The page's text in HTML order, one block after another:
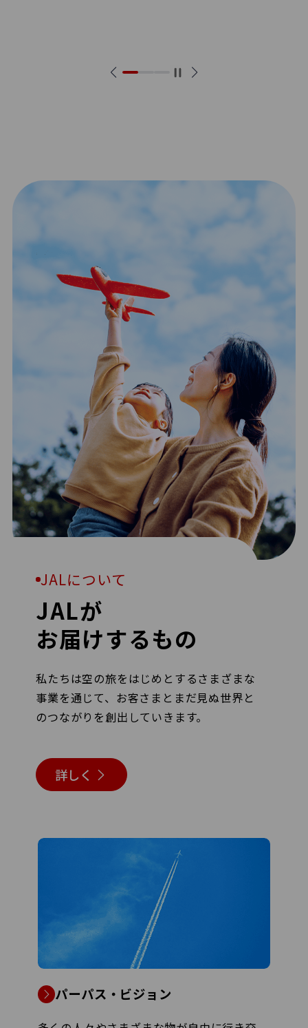
JALについて
JALが
お届けするもの
私たちは空の旅をはじめとするさまざまな
事業を通じて、お客さまとまだ見ぬ世界と
のつながりを創出していきます。
詳しく
パーパス・ビジョン